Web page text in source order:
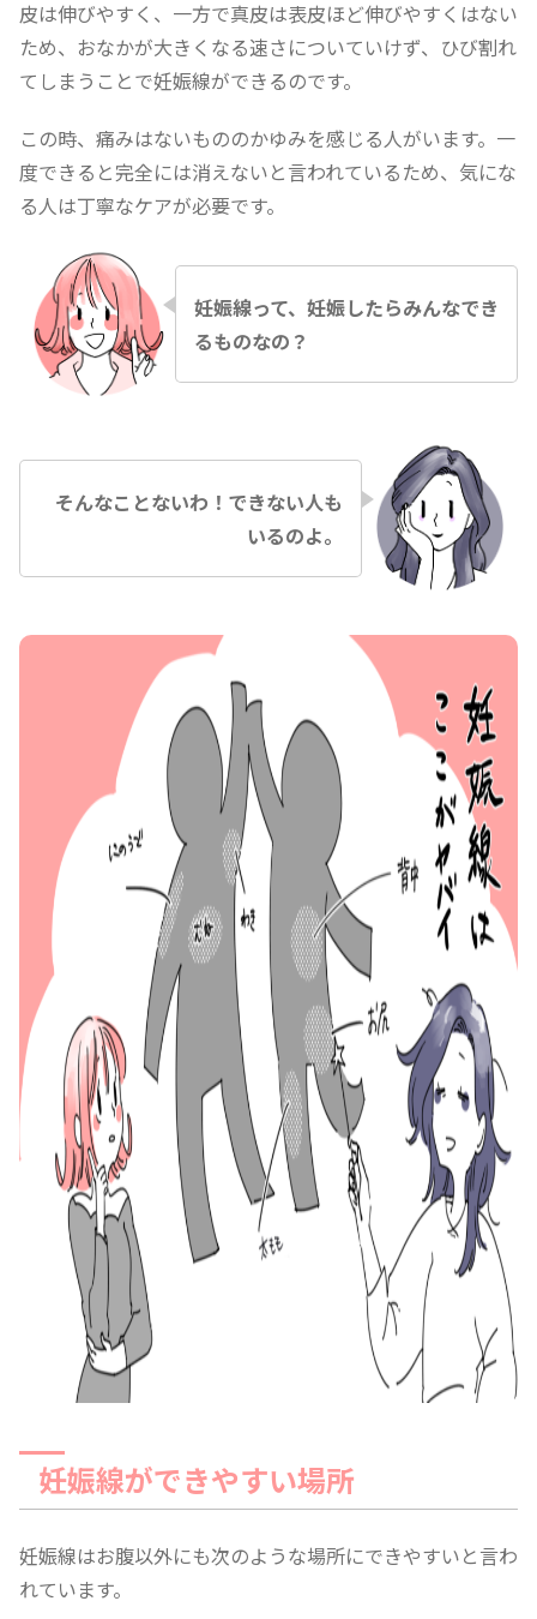
皮は伸びやすく、一方で真皮は表皮ほど伸びやすくはない
ため、おなかが大きくなる速さについていけず、ひび割れ
てしまうことで妊娠線ができるのです。
この時、痛みはないもののかゆみを感じる人がいます。一
度できると完全には消えないと言われているため、気にな
る人は丁寧なケアが必要です。
妊娠線って、妊娠したらみんなでき
るものなの？
そんなことないわ！できない人も
いるのよ。
妊娠線ができやすい場所
妊娠線はお腹以外にも次のような場所にできやすいと言わ
れています。